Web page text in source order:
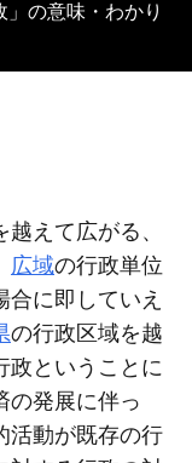
」の意味・わかり
えて広がる、
広域の行政単位
に即していえ
の行政区域を越
政ということに
の発展に伴っ
活動が既存の行